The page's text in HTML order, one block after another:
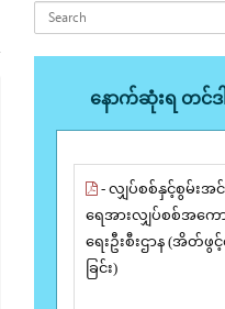
နောက်ဆုံးရ တင်ဒ
- လျှပ်စစ်နှင့်စွမ်းအင်
ရေအားလျှပ်စစ်အက
ရေးဦးစီးဌာန (အိတ်ဖွ
ခြင်း)